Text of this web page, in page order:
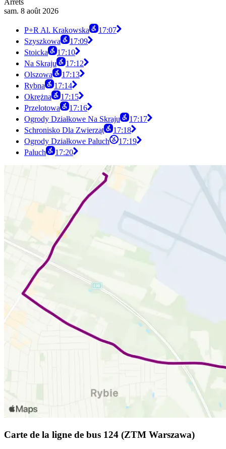
Arrêts
sam. 8 août 2026
P+R Al. Krakowska
17:07
Szyszkowa
17:09
Stoicka
17:10
Na Skraju
17:12
Olszowa
17:13
Rybna
17:14
Okrężna
17:15
Przelotowa
17:16
Ogrody Działkowe Na Skraju
17:17
Schronisko Dla Zwierząt
17:18
Ogrody Działkowe Paluch
17:19
Paluch
17:20
Carte de la ligne de bus 124 (ZTM Warszawa)